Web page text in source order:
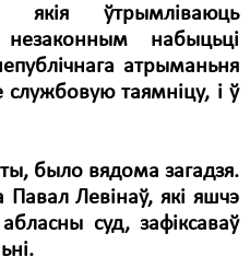
якія ўтрымліваюць
набыцьці
атрыманьня
службовую таямніцу, і ў
было вядома загадзя.
Павал Левінаў, які яшчэ
суд, зафіксаваў